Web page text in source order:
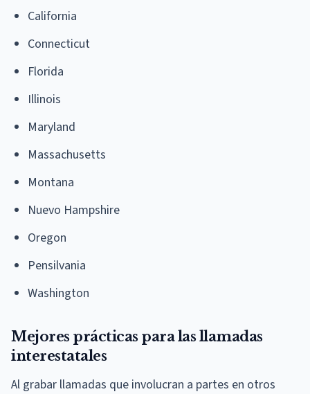
California
Connecticut
Florida
Illinois
Maryland
Massachusetts
Montana
Nuevo Hampshire
Oregon
Pensilvania
Washington
Mejores prácticas para las llamadas
interestatales
Al grabar llamadas que involucran a partes en otros